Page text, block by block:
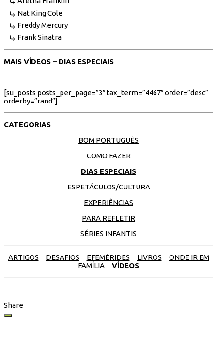
Nat King Cole
Freddy Mercury
Frank Sinatra
MAIS VÍDEOS – DIAS ESPECIAIS
[su_posts posts_per_page=”3″ tax_term=”4467″ order=”desc”
orderby=”rand”]
CATEGORIAS
BOM PORTUGUÊS
COMO FAZER
DIAS ESPECIAIS
ESPETÁCULOS/CULTURA
EXPERIÊNCIAS
PARA REFLETIR
SÉRIES INFANTIS
ARTIGOS DESAFIOS EFEMÉRIDES LIVROS
ONDE IR EM
FAMÍLIA
VÍDEOS
Share